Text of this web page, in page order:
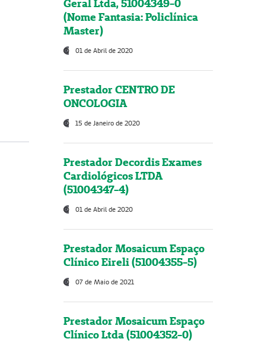
Geral Ltda, 51004349-0
(Nome Fantasia: Policlínica
Master)
01 de Abril de 2020
Prestador CENTRO DE
ONCOLOGIA
15 de Janeiro de 2020
Prestador Decordis Exames
Cardiológicos LTDA
(51004347-4)
01 de Abril de 2020
Prestador Mosaicum Espaço
Clínico Eireli (51004355-5)
07 de Maio de 2021
Prestador Mosaicum Espaço
Clínico Ltda (51004352-0)